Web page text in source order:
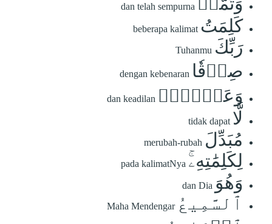
dan telah sempurna
كَلِمَتُ beberapa kalimat
رَبِّكَ Tuhanmu
صِدۡقٗا dengan kebenaran
وَعَدۡلٗاۚ dan keadilan
لَّا tidak dapat
مُبَدِّلَ merubah-rubah
لِكَلِمَٰتِهِۦۚ pada kalimatNya
وَهُوَ dan Dia
ٱلسَّمِيعُ Maha Mendengar